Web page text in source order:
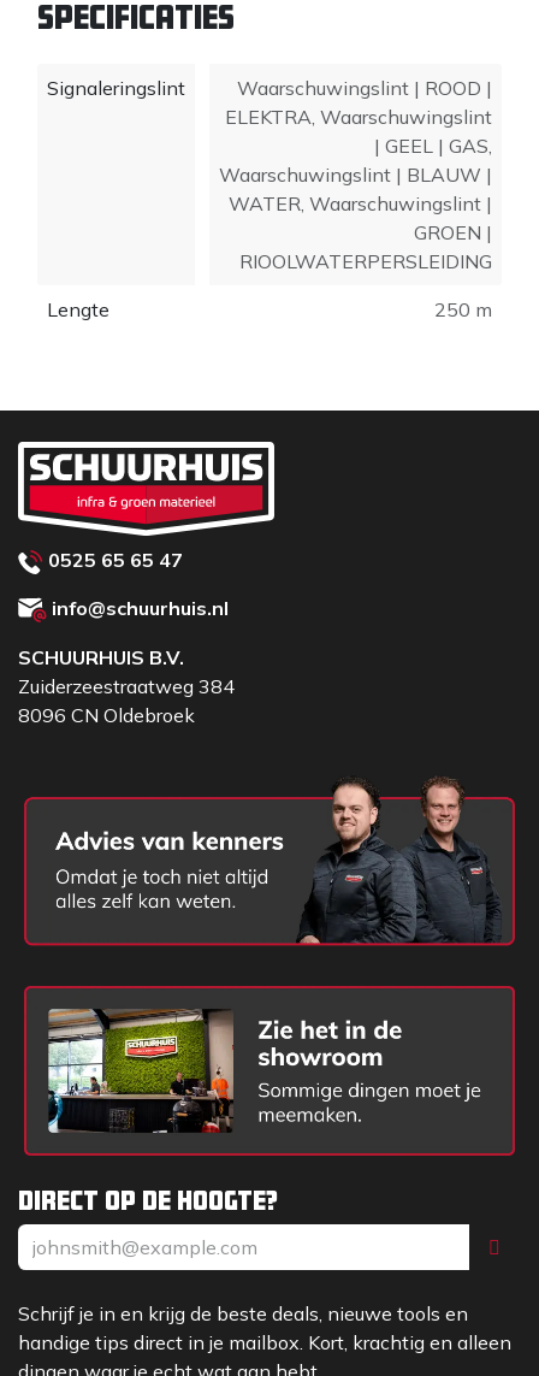
Specificaties
Signaleringslint
Waarschuwingslint | ROOD |
ELEKTRA, Waarschuwingslint
| GEEL | GAS,
Waarschuwingslint | BLAUW |
WATER, Waarschuwingslint |
GROEN |
RIOOLWATERPERSLEIDING
Lengte
250 m
Direct op de hoogte?
Schrijf je in en krijg de beste deals, nieuwe tools en
handige tips direct in je mailbox. Kort, krachtig en alleen
0525 65 65 47
info@schuurhuis.nl
SCHUURHUIS B.V.
Zuiderzeestraatweg 384
8096 CN Oldebroek